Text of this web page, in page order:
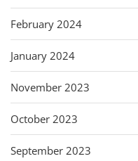
February 2024
January 2024
November 2023
October 2023
September 2023